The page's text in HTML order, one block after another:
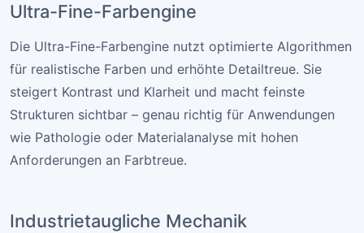
Ultra-Fine-Farbengine
Die Ultra-Fine-Farbengine nutzt optimierte Algorithmen
für realistische Farben und erhöhte Detailtreue. Sie
steigert Kontrast und Klarheit und macht feinste
Strukturen sichtbar – genau richtig für Anwendungen
wie Pathologie oder Materialanalyse mit hohen
Anforderungen an Farbtreue.
Industrietaugliche Mechanik